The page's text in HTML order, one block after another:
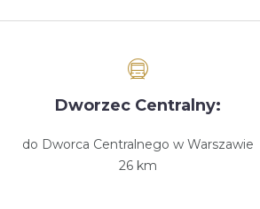
Dworzec Centralny:
do Dworca Centralnego w Warszawie
26 km